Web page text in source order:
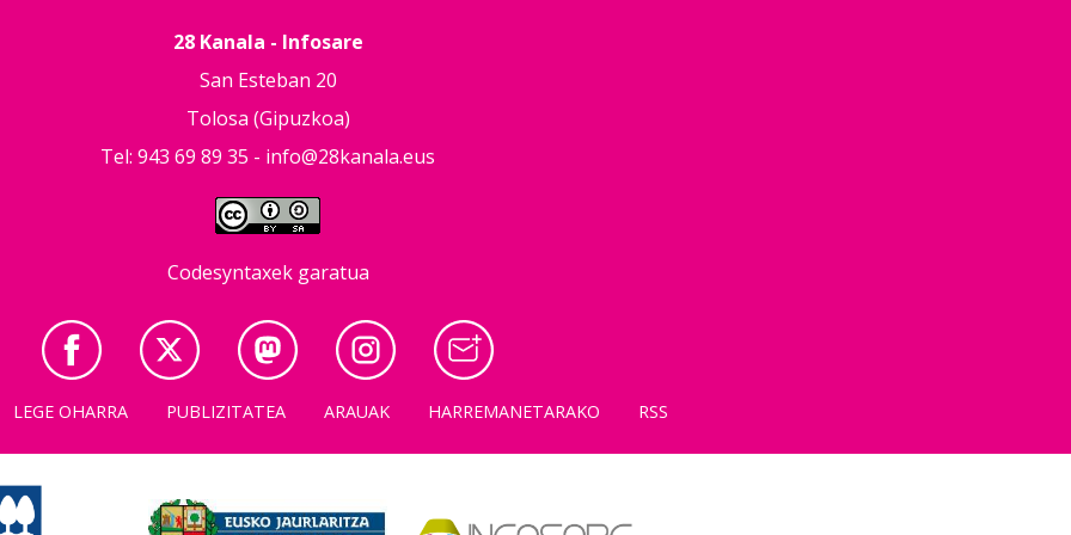
28 Kanala - Infosare
San Esteban 20
Tolosa (Gipuzkoa)
Tel: 943 69 89 35 - info@28kanala.eus
Codesyntaxek garatua
LEGE OHARRA PUBLIZITATEA ARAUAK HARREMANETARAKO RSS